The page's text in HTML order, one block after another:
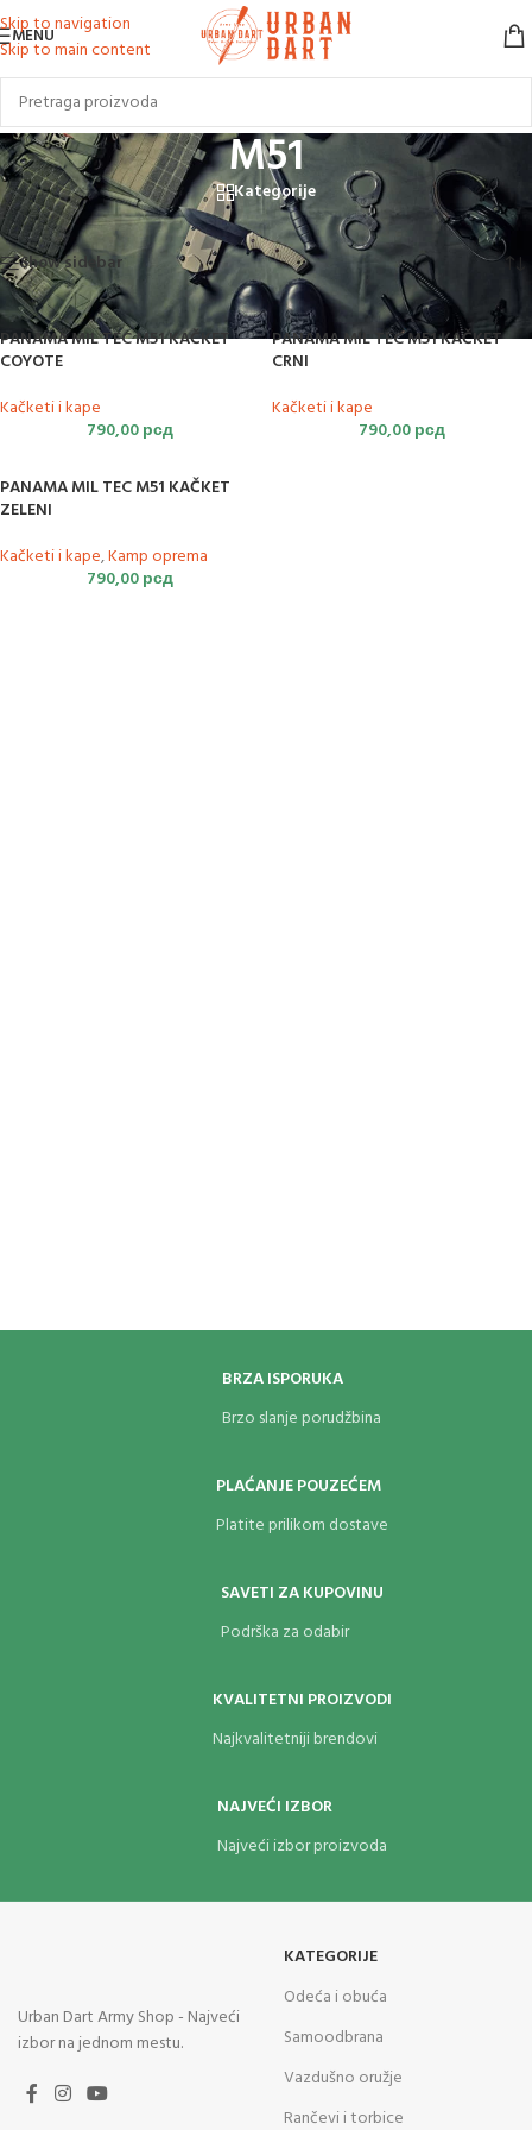
Skip to navigation
Skip to main content
MENU
M51
Kategorije
Početna/Proizvod označen „M51“
Prikazano je svih 3 rezultata
Show sidebar
PANAMA MIL TEC M51 KAČKET
COYOTE
Kačketi i kape
790,00рсд
PANAMA MIL TEC M51 KAČKET
CRNI
Kačketi i kape
790,00рсд
PANAMA MIL TEC M51 KAČKET
ZELENI
Kačketi i kape,Kamp oprema
790,00рсд
BRZA ISPORUKA
Brzo slanje porudžbina
PLAĆANJE POUZEĆEM
Platite prilikom dostave
SAVETI ZA KUPOVINU
Podrška za odabir
KVALITETNI PROIZVODI
Najkvalitetniji brendovi
NAJVEĆI IZBOR
Najveći izbor proizvoda
Urban Dart Army Shop - Najveći
izbor na jednom mestu.
KATEGORIJE
Odeća i obuća
Samoodbrana
Vazdušno oružje
Rančevi i torbice